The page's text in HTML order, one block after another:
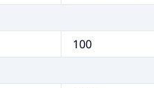
100